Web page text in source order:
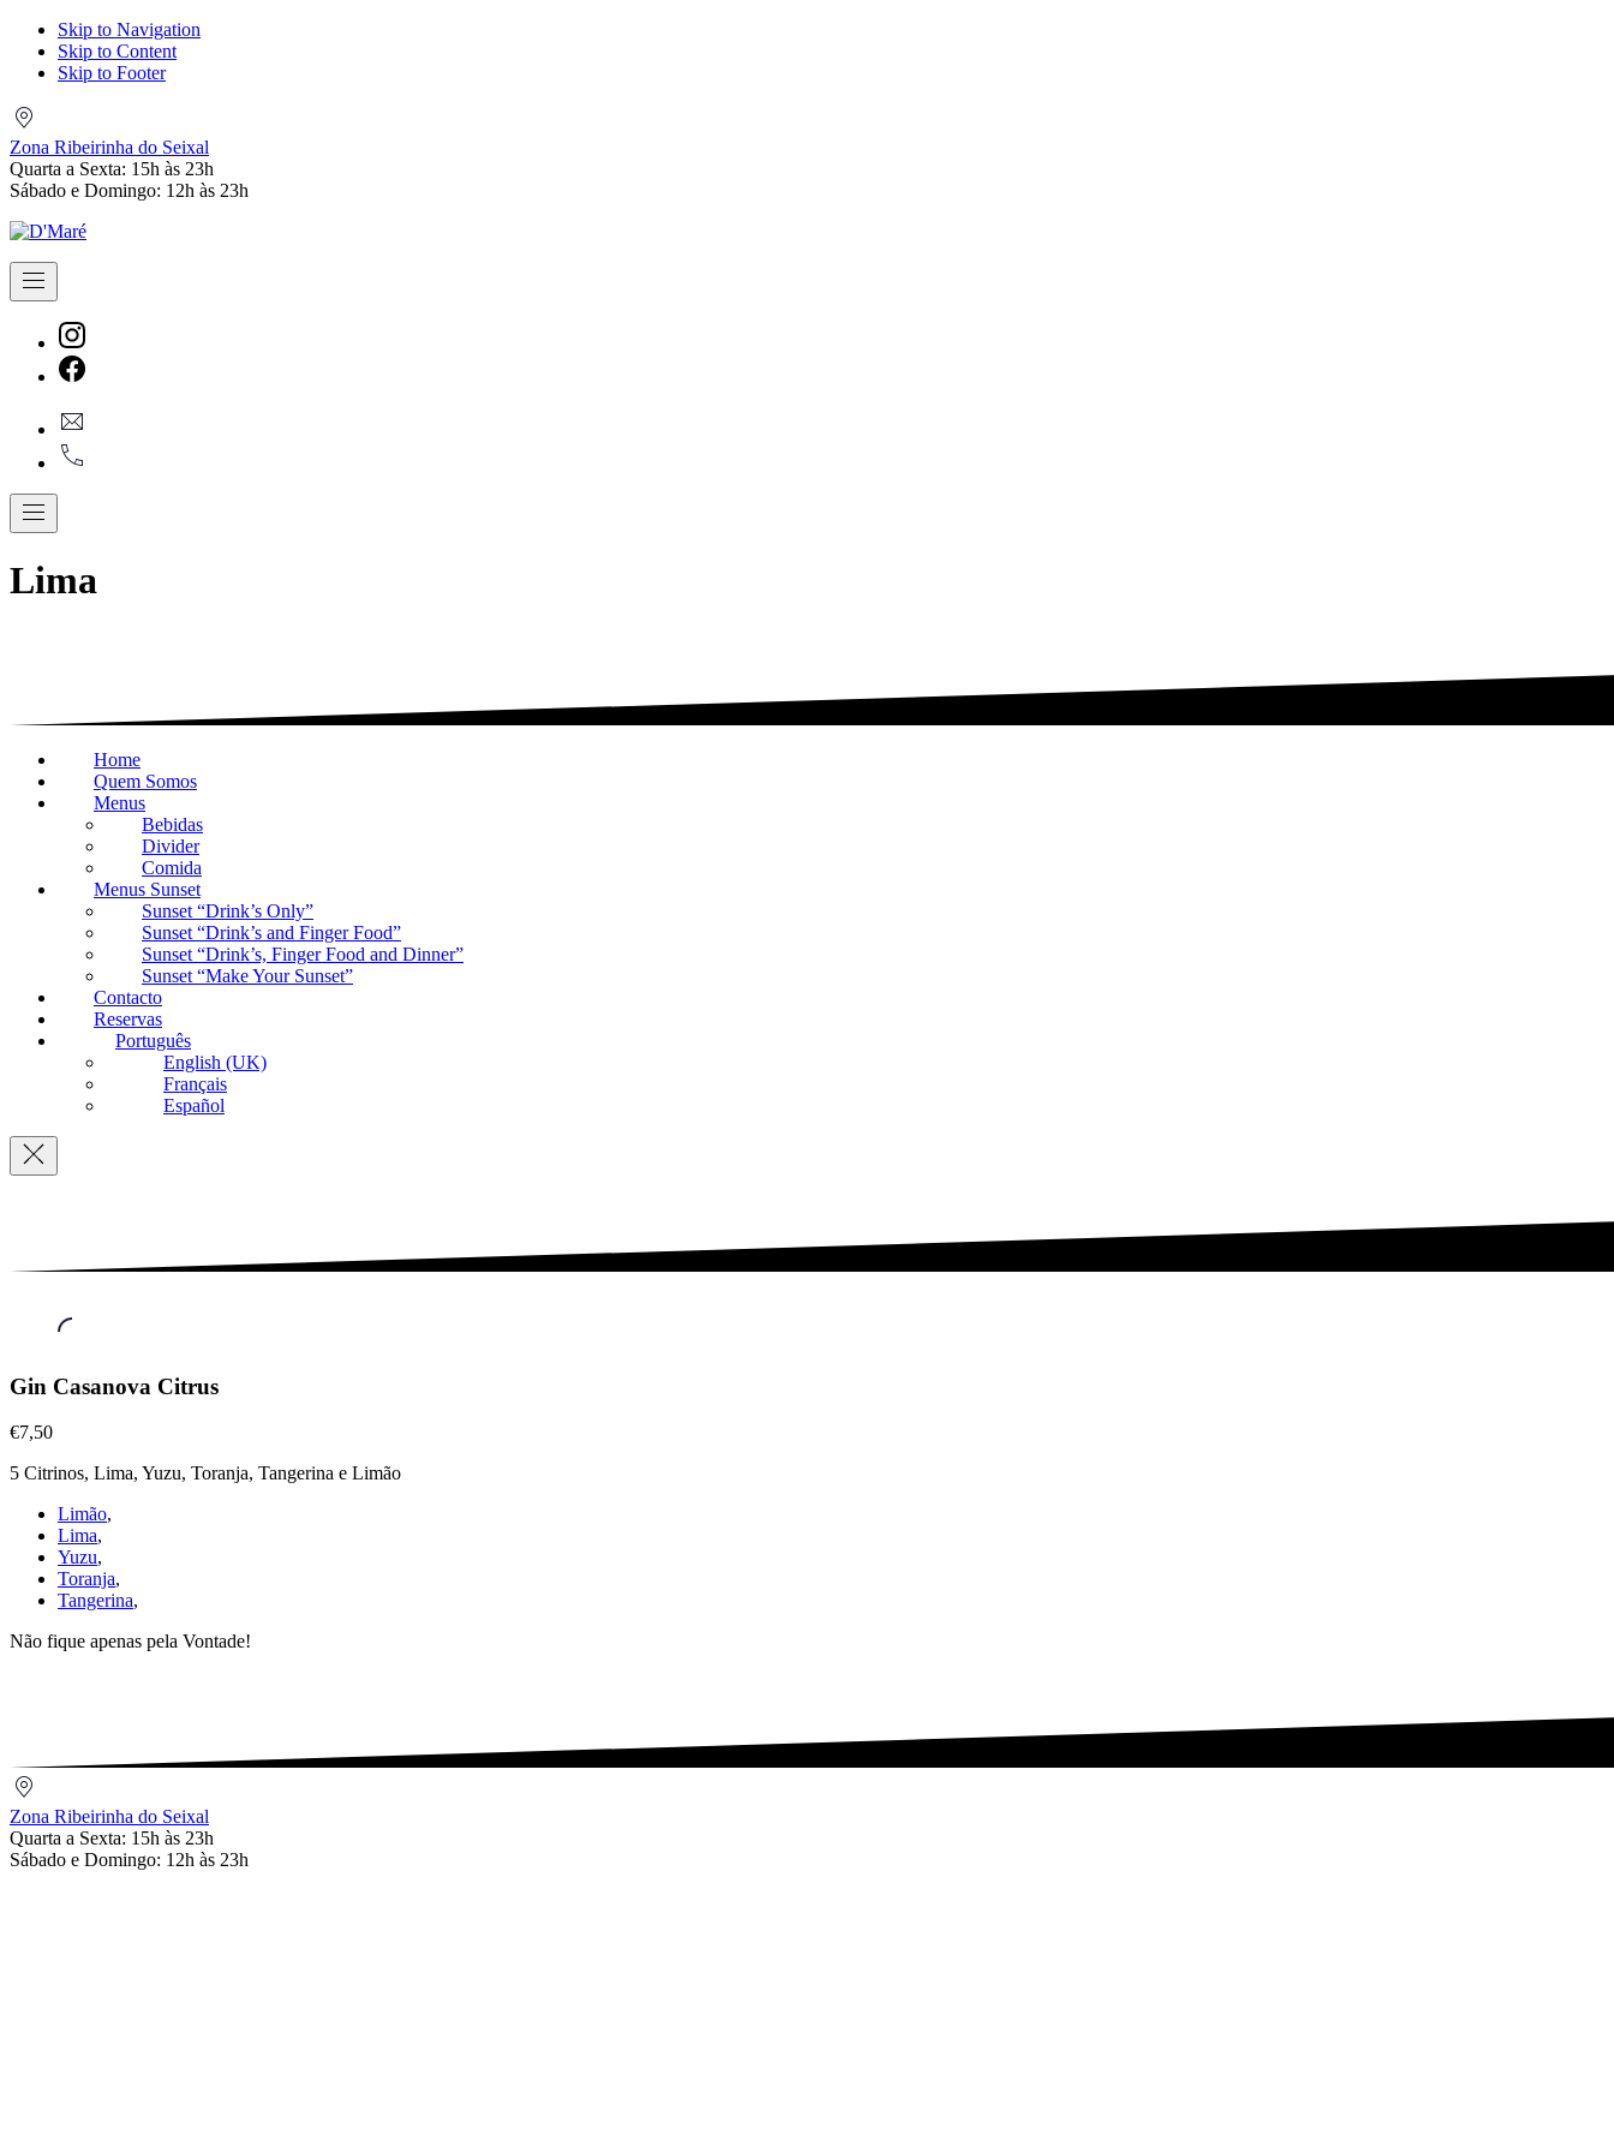
Skip to Navigation
Skip to Content
Skip to Footer
do
Seixal
Zona Ribeirinha do Seixal
Quarta a Sexta: 15h às 23h
Sábado e Domingo: 12h às 23h
Navigation
New
Window
Window
Navigation
Lima
Home
Quem Somos
Menus
Bebidas
Divider
Comida
Menus Sunset
Sunset “Drink’s Only”
Sunset “Drink’s and Finger Food”
Sunset “Drink’s, Finger Food and Dinner”
Sunset “Make Your Sunset”
Contacto
Reservas
Português
English (UK)
Français
Español
Navigation
´s,
Citrus
Gin Casanova Citrus
€7,50
5 Citrinos, Lima, Yuzu, Toranja, Tangerina e Limão
Limão,
Lima,
Yuzu,
Toranja,
Tangerina,
Não fique apenas pela Vontade!
do
Seixal
Zona Ribeirinha do Seixal
Quarta a Sexta: 15h às 23h
Sábado e Domingo: 12h às 23h